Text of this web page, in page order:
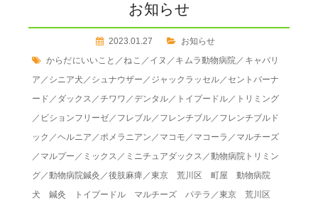
お知らせ
2023.01.27
お知らせ
からだにいいこと ／ねこ ／ イヌ ／ キムラ動物病院／ キャバリ
ア ／ シニア犬 ／ シュナウザー ／ ジャックラッセル／ セントバーナ
ード ／ ダックス ／チワワ ／デンタル／ トイプードル／ トリミング
／ ビションフリーゼ／ フレブル／ フレンチブル／ フレンチブルド
ック ／ヘルニア ／ポメラニアン ／ マコモ ／ マコーラ ／ マルチーズ
／ マルプー ／ ミックス ／ ミニチュアダックス ／動物病院トリミン
グ／動物病院鍼灸 ／後肢麻痺／東京 荒川区 町屋 動物病院
犬 鍼灸 トイプードル マルチーズ パテラ ／東京 荒川区